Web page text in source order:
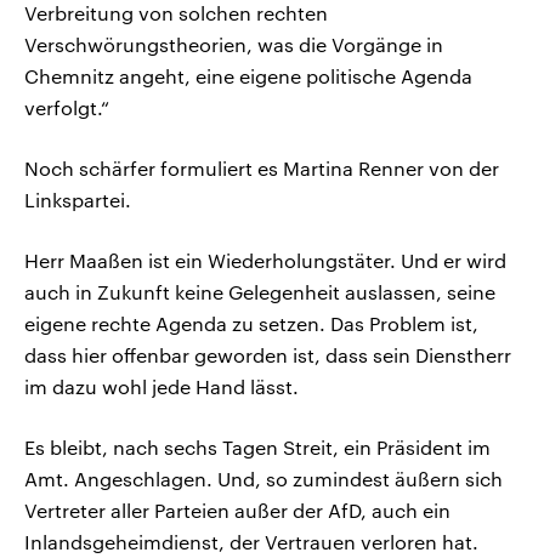
Verbreitung von solchen rechten
Verschwörungstheorien, was die Vorgänge in
Chemnitz angeht, eine eigene politische Agenda
verfolgt.“
Noch schärfer formuliert es Martina Renner von der
Linkspartei.
Herr Maaßen ist ein Wiederholungstäter. Und er wird
auch in Zukunft keine Gelegenheit auslassen, seine
eigene rechte Agenda zu setzen. Das Problem ist,
dass hier offenbar geworden ist, dass sein Dienstherr
im dazu wohl jede Hand lässt.
Es bleibt, nach sechs Tagen Streit, ein Präsident im
Amt. Angeschlagen. Und, so zumindest äußern sich
Vertreter aller Parteien außer der AfD, auch ein
Inlandsgeheimdienst, der Vertrauen verloren hat.